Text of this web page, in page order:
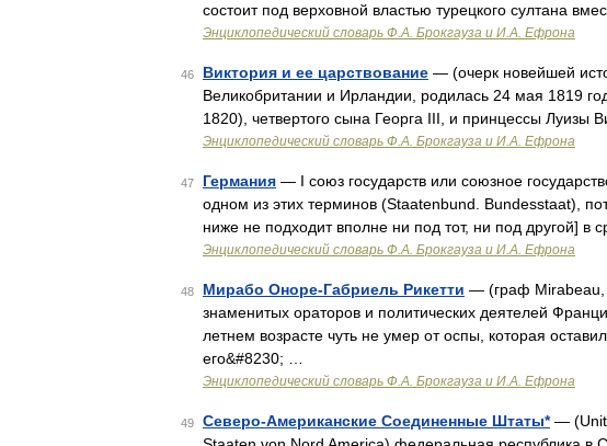
состоит под верховной властью турецкого султана
Энциклопедический словарь Ф.А. Брокгауза и И.А. Ефрона
46 Виктория и ее царствование — (очерк новейшей
Великобритании и Ирландии, родилась 24 мая 1819
1820), четвертого сына Георга III, и принцессы Луизы
Энциклопедический словарь Ф.А. Брокгауза и И.А. Ефрона
47 Германия — I союз государств или союзное
одном из этих терминов (Staatenbund. Bundesstaat),
ниже не подходит вполне ни под тот, ни под другой] в
Энциклопедический словарь Ф.А. Брокгауза и И.А. Ефрона
48 Мирабо Оноре-Габриель Рикетти — (граф Mirabeau,
знаменитых ораторов и политических деятелей
летнем возрасте чуть не умер от оспы, которая
его&#8230; …
Энциклопедический словарь Ф.А. Брокгауза и И.А. Ефрона
49 Северо-Американские Соединенные Штаты*—